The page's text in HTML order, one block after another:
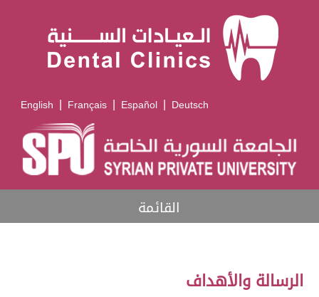
English | Français | Español | Deutsch
القائمة
الرسالة والأهداف